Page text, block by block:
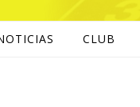
CLUB